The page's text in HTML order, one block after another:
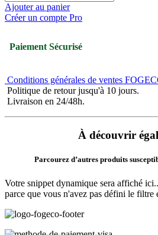
Ajouter au panier
Créer un compte Pro
Paiement Sécurisé
Conditions générales de ventes
Politique de retour jusqu'à 10 jours.
Livraison en 24/48h.
À découvrir
Parcourez d’autres produits
Votre snippet dynamique sera affiché
parce que vous n'avez pas défini le filtre